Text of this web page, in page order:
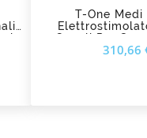
I-Tech
T-One Medi
Canali Per
310,66